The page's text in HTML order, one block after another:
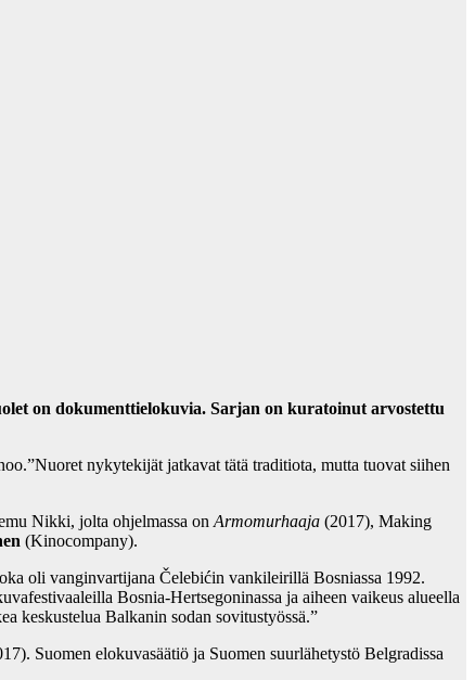
on dokumenttielokuvia. Sarjan on kuratoinut arvostettu
nykytekijät jatkavat tätä traditiota, mutta tuovat siihen
Nikki, jolta ohjelmassa onArmomurhaaja (2017), Making
(Kinocompany).
oli vanginvartijana Čelebićin vankileirillä Bosniassa 1992.
Bosnia-Hertsegoninassa ja aiheen vaikeus alueella
keskustelua Balkanin sodan sovitustyössä.”
Suomen elokuvasäätiö ja Suomen suurlähetystö Belgradissa